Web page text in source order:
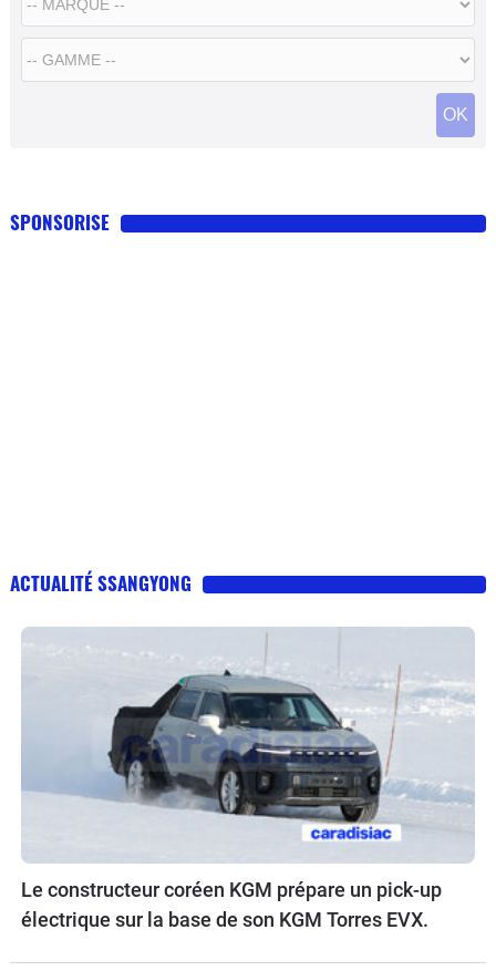
OK
SPONSORISE
ACTUALITÉ SSANGYONG
Le constructeur coréen KGM prépare un pick-up
électrique sur la base de son KGM Torres EVX.